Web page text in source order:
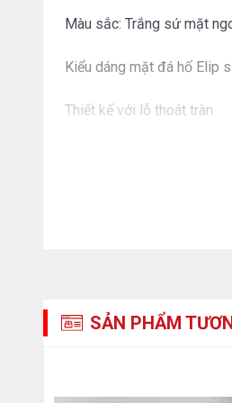
Màu sắc: Trắng sứ mặt
Kiểu dáng mặt đá hố Elip
Thiết kế với lỗ thoát tràn
Bồn rửa mặt lăng trụ tròn
thuận tiện hơn trong quá
Với chất liệu men sứ đã
bền cũng như không lo
SẢN PHẨM